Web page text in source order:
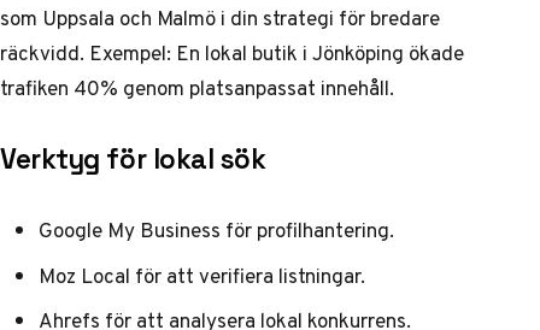
som Uppsala och Malmö i din strategi för bredare
räckvidd. Exempel: En lokal butik i Jönköping ökade
trafiken 40% genom platsanpassat innehåll.
Verktyg för lokal sök
Google My Business för profilhantering.
Moz Local för att verifiera listningar.
Ahrefs för att analysera lokal konkurrens.